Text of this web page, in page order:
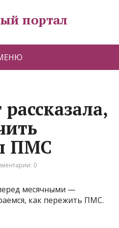
портал
ПМС
0
месячными —
как пережить ПМС.